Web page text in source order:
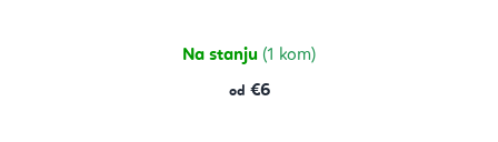
zvjezdica.
Na stanju (1 kom)
od €6